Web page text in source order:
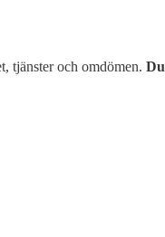
tjänster och omdömen.